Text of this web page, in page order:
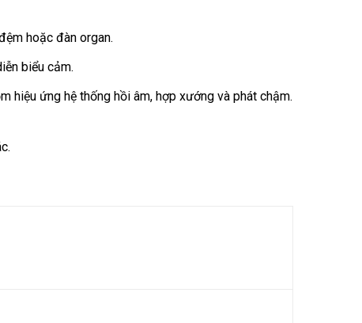
hoặc đàn organ.
biểu cảm.
hiệu ứng hệ thống hồi âm, hợp xướng và phát chậm.